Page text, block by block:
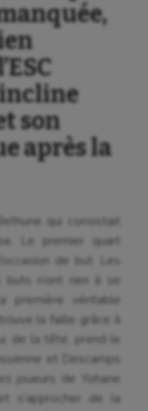
son
après la
qui consistait
Le premier quart
de but. Les
buts n’ont rien à se
première véritable
la faille grâce à
de la tête, prend le
et Descamps
joueurs de Yohane
s’approcher de la